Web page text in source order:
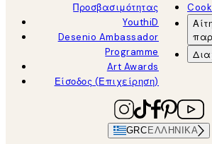
Προσβασιμότητας
YouthiD
Desenio Ambassador
Programme
Art Awards
Είσοδος (Επιχείρηση)
GRC ΕΛΛΗΝΙΚΆ